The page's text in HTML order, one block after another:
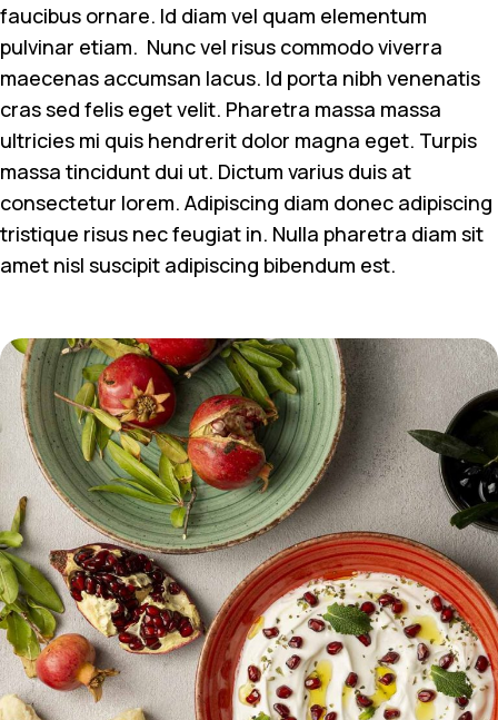
faucibus ornare. Id diam vel quam elementum
pulvinar etiam. Nunc vel risus commodo viverra
maecenas accumsan lacus. Id porta nibh venenatis
cras sed felis eget velit. Pharetra massa massa
ultricies mi quis hendrerit dolor magna eget. Turpis
massa tincidunt dui ut. Dictum varius duis at
consectetur lorem. Adipiscing diam donec adipiscing
tristique risus nec feugiat in. Nulla pharetra diam sit
amet nisl suscipit adipiscing bibendum est.